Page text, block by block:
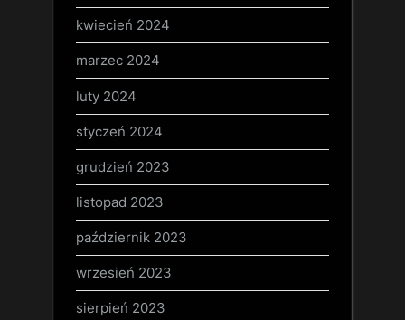
kwiecień 2024
marzec 2024
luty 2024
styczeń 2024
grudzień 2023
listopad 2023
październik 2023
wrzesień 2023
sierpień 2023